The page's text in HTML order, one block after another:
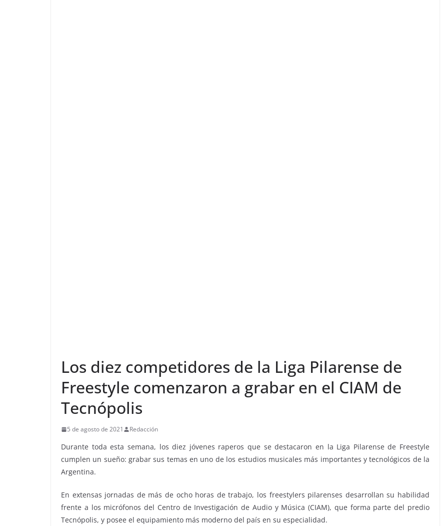
Los diez competidores de la Liga Pilarense de
Freestyle comenzaron a grabar en el CIAM de
Tecnópolis
5 de agosto de 2021 Redacción
Durante toda esta semana, los diez jóvenes raperos que se destacaron en la Liga Pilarense de Freestyle
cumplen un sueño: grabar sus temas en uno de los estudios musicales más importantes y tecnológicos de la
Argentina.
En extensas jornadas de más de ocho horas de trabajo, los freestylers pilarenses desarrollan su habilidad
frente a los micrófonos del Centro de Investigación de Audio y Música (CIAM), que forma parte del predio
Tecnópolis, y posee el equipamiento más moderno del país en su especialidad.